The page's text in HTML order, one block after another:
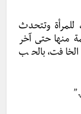
للمرأة وتتحدث
منها حتى آخر
الخافت، بالحب